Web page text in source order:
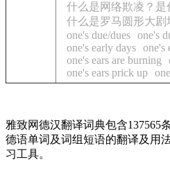
什么是网络欺凌？是
什么是罗马圆形大剧
one's due/dues one's
one's early days one's
one's ears are burning
one's ears prick up
雅致网德汉翻译词典包含137565
德语单词及词组短语的翻译及用
习工具。